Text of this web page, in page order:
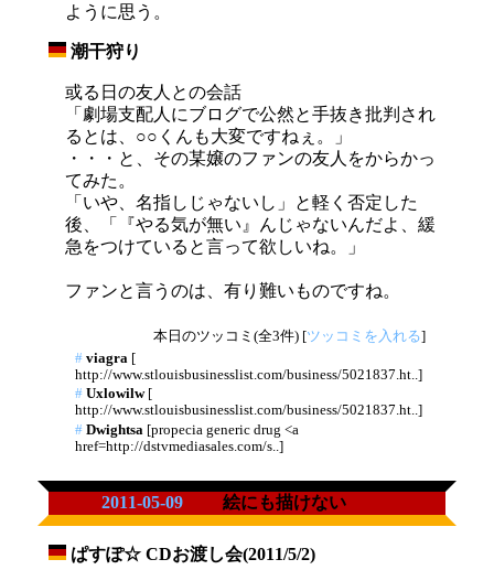
ように思う。
潮干狩り
或る日の友人との会話
「劇場支配人にブログで公然と手抜き批判され
るとは、○○くんも大変ですねぇ。」
・・・と、その某嬢のファンの友人をからかっ
てみた。
「いや、名指しじゃないし」と軽く否定した
後、「『やる気が無い』んじゃないんだよ、緩
急をつけていると言って欲しいね。」
ファンと言うのは、有り難いものですね。
本日のツッコミ(全3件) [ツッコミを入れる]
# viagra [
http://www.stlouisbusinesslist.com/business/5021837.ht..]
# Uxlowilw[
http://www.stlouisbusinesslist.com/business/5021837.ht..]
# Dwightsa [propecia generic drug <a
href=http://dstvmediasales.com/s..]
2011-05-09 絵にも描けない
ぱすぽ☆ CDお渡し会(2011/5/2)